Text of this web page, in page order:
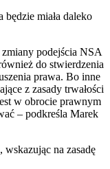
będzie miała daleko
podejścia NSA
do stwierdzenia
prawa. Bo inne
z zasady trwałości
w obrocie prawnym
– podkreśla Marek
na zasadę